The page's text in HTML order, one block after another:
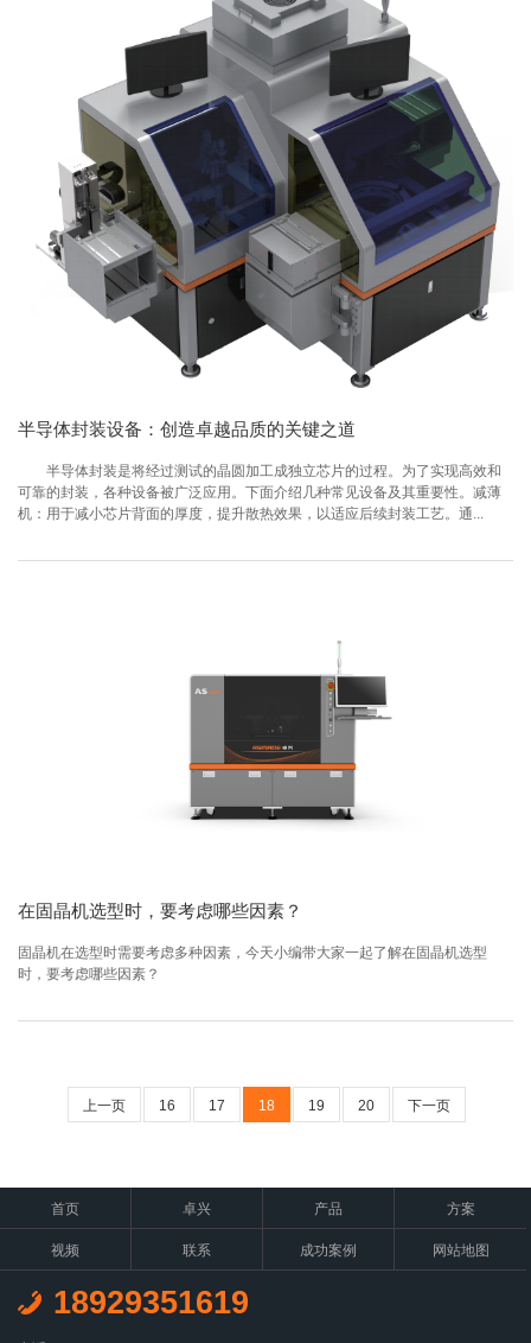
半导体封装设备：创造卓越品质的关键之道
半导体封装是将经过测试的晶圆加工成独立芯片的过程。为了实现高效和
可靠的封装，各种设备被广泛应用。下面介绍几种常见设备及其重要性。减薄
机：用于减小芯片背面的厚度，提升散热效果，以适应后续封装工艺。通...
在固晶机选型时，要考虑哪些因素？
固晶机在选型时需要考虑多种因素，今天小编带大家一起了解在固晶机选型
时，要考虑哪些因素？
上一页 16 17 18 19 20 下一页
首页 卓兴 产品 方案
视频 联系 成功案例 网站地图
18929351619